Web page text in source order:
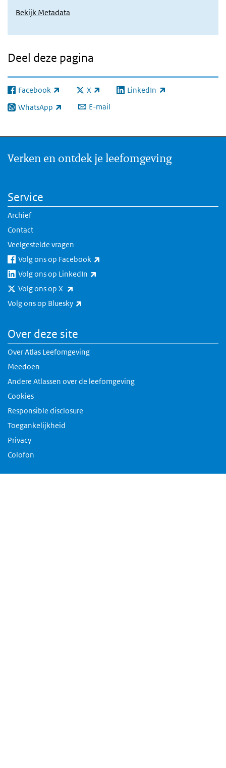
Bekijk Metadata
Deel deze pagina
Facebook
(externe link) X
(externe link) LinkedIn
(externe link)
WhatsApp
(externe link) E-mail
Verken en ontdek je leefomgeving
Service
Archief
Contact
Veelgestelde vragen
Volg ons op Facebook
Volg ons op LinkedIn
Volg ons op X
Volg ons op Bluesky
Over deze site
Over Atlas Leefomgeving
Meedoen
Andere Atlassen over de leefomgeving
Cookies
Responsible disclosure
Toegankelijkheid
Privacy
Colofon